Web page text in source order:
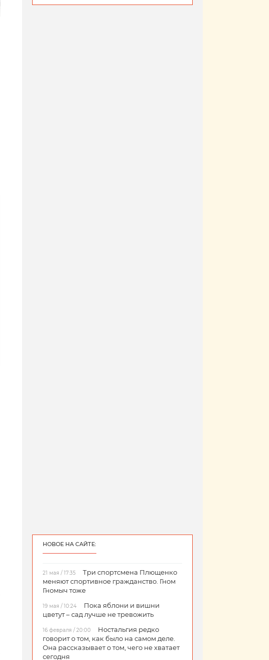
НОВОЕ НА САЙТЕ:
21 мая / 17:35
Три спортсмена Плющенко
меняют спортивное гражданство. Гном
Гномыч тоже
19 мая / 10:24
Пока яблони и вишни
цветут – сад лучше не тревожить
16 февраля / 20:00
Ностальгия редко
говорит о том, как было на самом деле.
Она рассказывает о том, чего не хватает
сегодня